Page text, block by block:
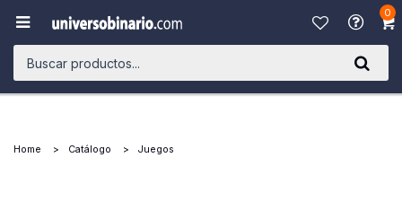
0

Home Catálogo Juegos